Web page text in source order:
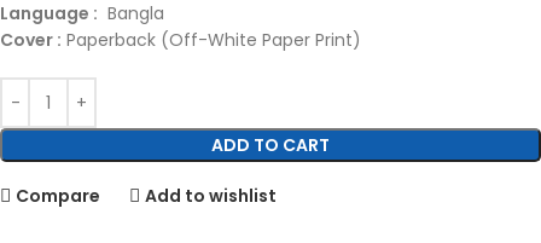
Language : Bangla
Cover : Paperback (Off-White Paper Print)
ADD TO CART
Compare Add to wishlist